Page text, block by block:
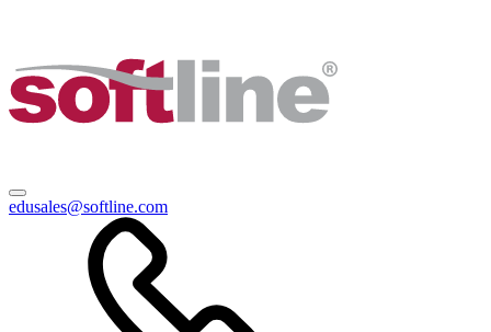
edusales@softline.com